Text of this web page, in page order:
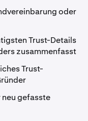
oder
Trust-Details
zusammenfasst
Trust-
gefasste